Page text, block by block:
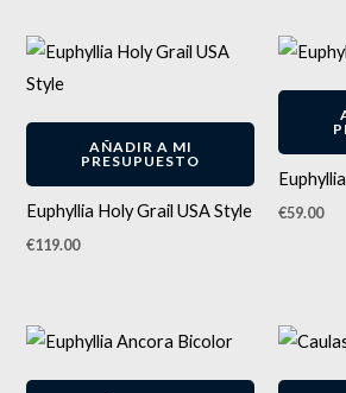
AÑADIR A MI
PRESUPUESTO
Euphyllia Holy Grail USA Style
€119.00
€59.00